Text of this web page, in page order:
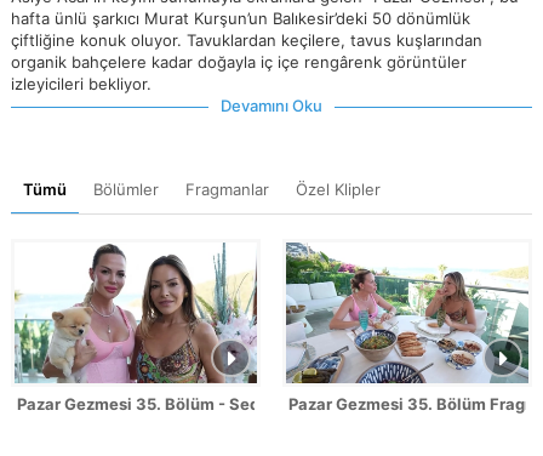
hafta ünlü şarkıcı Murat Kurşun’un Balıkesir’deki 50 dönümlük
çiftliğine konuk oluyor. Tavuklardan keçilere, tavus kuşlarından
organik bahçelere kadar doğayla iç içe rengârenk görüntüler
izleyicileri bekliyor.
Devamını Oku
Tümü Bölümler Fragmanlar Özel Klipler
Pazar Gezmesi 35. Bölüm - Seda ÜrenPazar Gezmesi 35. Bölüm